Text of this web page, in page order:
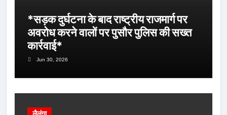
*सड़क दुर्घटना के बाद राष्ट्रीय राजमार्ग पर
अवरोध करने वालों पर पुसौर पुलिस की सख्त
कार्रवाई*
Jun 30, 2026